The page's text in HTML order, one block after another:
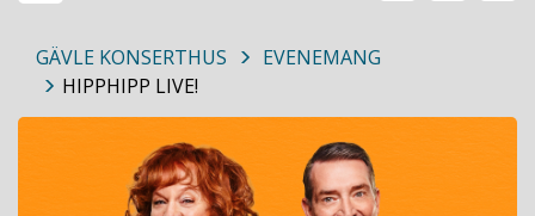
GÄVLE KONSERTHUS
EVENEMANG
HIPPHIPP LIVE!